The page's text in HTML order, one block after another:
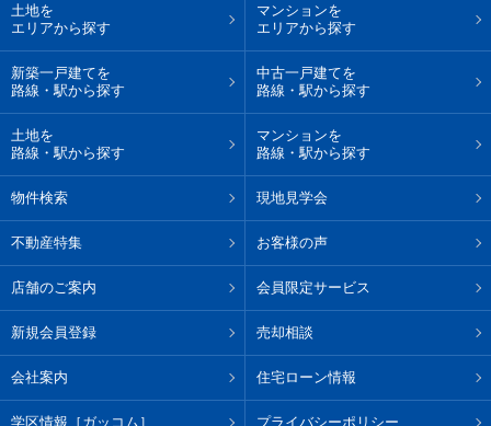
土地を
エリアから探す
マンションを
エリアから探す
新築一戸建てを
路線・駅から探す
中古一戸建てを
路線・駅から探す
土地を
路線・駅から探す
マンションを
路線・駅から探す
物件検索 現地見学会
不動産特集 お客様の声
店舗のご案内 会員限定サービス
新規会員登録 売却相談
会社案内 住宅ローン情報
学区情報［ガッコム］ プライバシーポリシー